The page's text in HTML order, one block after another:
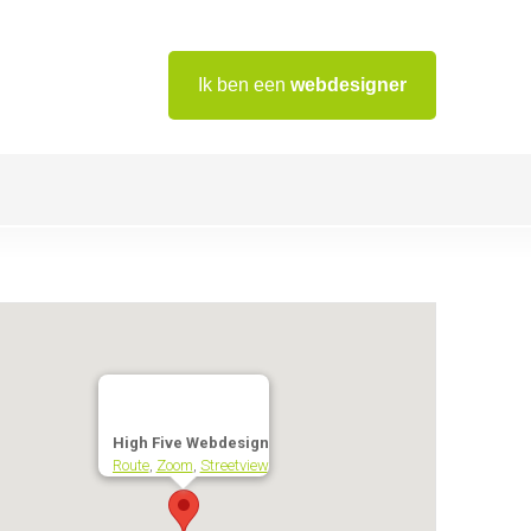
Ik ben een webdesigner
High Five Webdesign
Route, Zoom Streetview